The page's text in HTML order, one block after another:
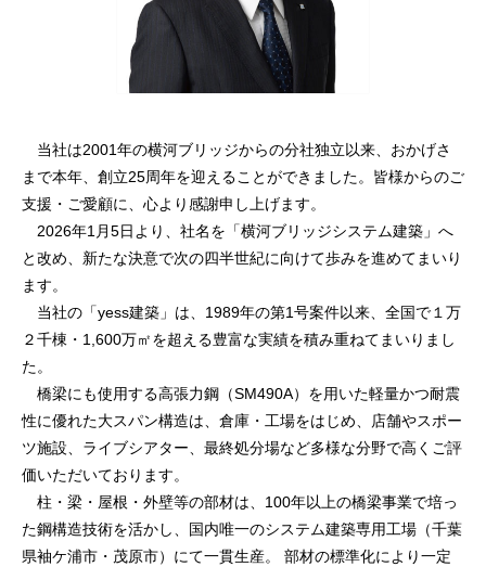
当社は2001年の横河ブリッジからの分社独立以来、おかげさ
まで本年、創立25周年を迎えることができました。皆様からのご
支援・ご愛顧に、心より感謝申し上げます。
2026年1月5日より、社名を「横河ブリッジシステム建築」へ
と改め、新たな決意で次の四半世紀に向けて歩みを進めてまいり
ます。
当社の「yess建築」は、1989年の第1号案件以来、全国で１万
２千棟・1,600万㎡を超える豊富な実績を積み重ねてまいりまし
た。
橋梁にも使用する高張力鋼（SM490A）を用いた軽量かつ耐震
性に優れた大スパン構造は、倉庫・工場をはじめ、店舗やスポー
ツ施設、ライブシアター、最終処分場など多様な分野で高くご評
価いただいております。
柱・梁・屋根・外壁等の部材は、100年以上の橋梁事業で培っ
た鋼構造技術を活かし、国内唯一のシステム建築専用工場（千葉
県袖ケ浦市・茂原市）にて一貫生産。 部材の標準化により一定